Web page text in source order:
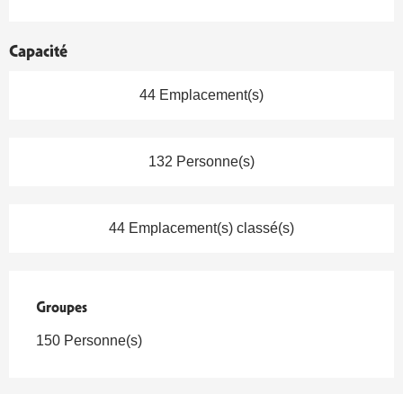
Capacité
44 Emplacement(s)
132 Personne(s)
44 Emplacement(s) classé(s)
Groupes
Groupes
150 Personne(s)